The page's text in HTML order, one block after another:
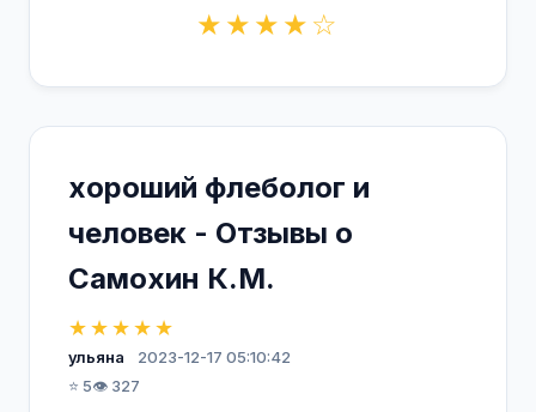
★★★★☆
хороший флеболог и
человек - Отзывы о
Самохин К.М.
★★★★★
ульяна
2023-12-17 05:10:42
⭐ 5👁️ 327